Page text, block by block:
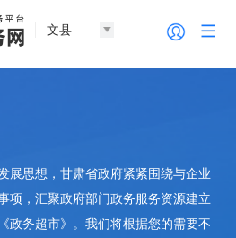
文县
展思想，甘肃省政府紧紧围绕与企业
项，汇聚政府部门政务服务资源建立
务超市》。我们将根据您的需要不